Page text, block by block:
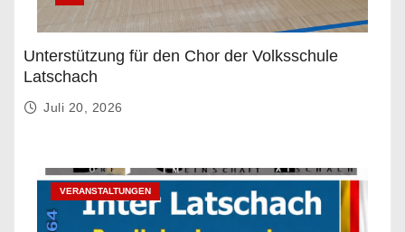
Unterstützung für den Chor der Volksschule
Latschach
Juli 20, 2026
VERANSTALTUNGEN